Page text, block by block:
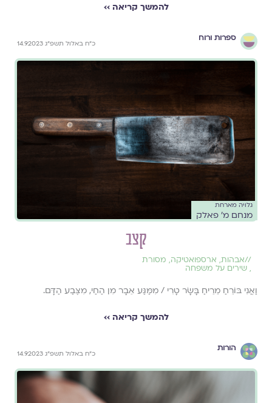
להמשך קריאה ››
ספרות ורוח
כ״ח באלול תשפ״ג 14.9.2023
גלויה מארחת
מנחם מ' פאלק
קצב
//אבהות, ארספואטיקה, מסורת
, שירים על משפחה
וַאֲנִי בּוֹרֵחַ מֵרֵיחַ בָּשָׂר טָרִי / מִמַּגַּע אֵבָר מִן הַחַי, מִצֶּבַע הַדָּם.
להמשך קריאה ››
הורות
כ״ח באלול תשפ״ג 14.9.2023